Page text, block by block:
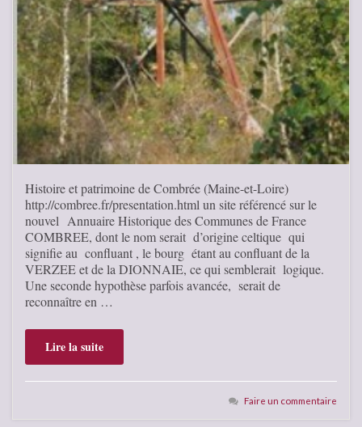
Histoire et patrimoine de Combrée (Maine-et-Loire)
http://combree.fr/presentation.html un site référencé sur le
nouvel Annuaire Historique des Communes de France
COMBREE, dont le nom serait d’origine celtique qui
signifie au confluant , le bourg étant au confluant de la
VERZEE et de la DIONNAIE, ce qui semblerait logique.
Une seconde hypothèse parfois avancée, serait de
reconnaître en …
Lire la suite
Faire un commentaire